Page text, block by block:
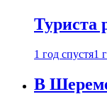
Туриста
1 год спустя1
В